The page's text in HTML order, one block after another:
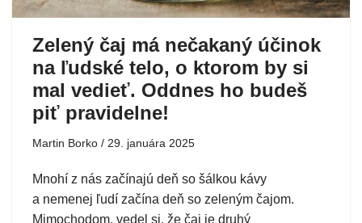
Zelený čaj má nečakaný účinok
na ľudské telo, o ktorom by si
mal vedieť. Oddnes ho budeš
piť pravidelne!
Martin Borko 29. januára 2025
Mnohí z nás začínajú deň so šálkou kávy
a nemenej ľudí začína deň so zeleným čajom.
Mimochodom, vedel si, že čaj je druhý